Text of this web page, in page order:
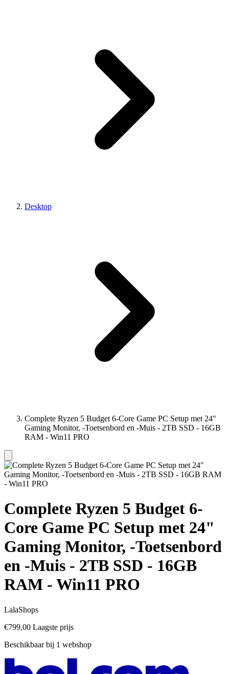
Desktop
Complete Ryzen 5 Budget 6-Core Game PC Setup met 24"
Gaming Monitor, -Toetsenbord en -Muis - 2TB SSD - 16GB
RAM - Win11 PRO
Complete Ryzen 5 Budget 6-
Core Game PC Setup met 24"
Gaming Monitor, -Toetsenbord
en -Muis - 2TB SSD - 16GB
RAM - Win11 PRO
LalaShops
€799,00 Laagste prijs
Beschikbaar bij 1 webshop